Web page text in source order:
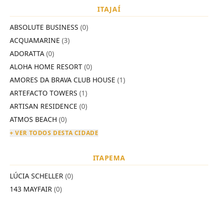
ITAJAÍ
ABSOLUTE BUSINESS (0)
ACQUAMARINE (3)
ADORATTA (0)
ALOHA HOME RESORT (0)
AMORES DA BRAVA CLUB HOUSE (1)
ARTEFACTO TOWERS (1)
ARTISAN RESIDENCE (0)
ATMOS BEACH (0)
+ VER TODOS DESTA CIDADE
ITAPEMA
LÚCIA SCHELLER (0)
143 MAYFAIR (0)